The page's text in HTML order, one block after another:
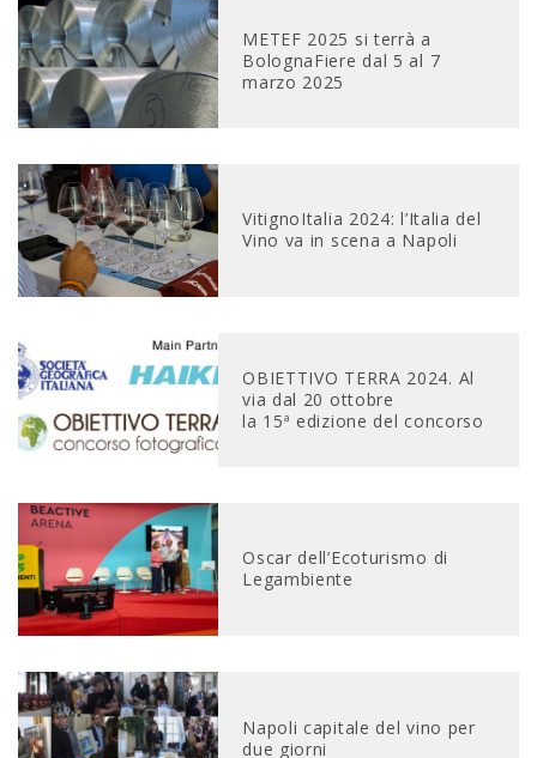
METEF 2025 si terrà a
BolognaFiere dal 5 al 7
marzo 2025
VitignoItalia 2024: l’Italia del
Vino va in scena a Napoli
OBIETTIVO TERRA 2024. Al
via dal 20 ottobre
la 15ª edizione del concorso
Oscar dell’Ecoturismo di
Legambiente
Napoli capitale del vino per
due giorni